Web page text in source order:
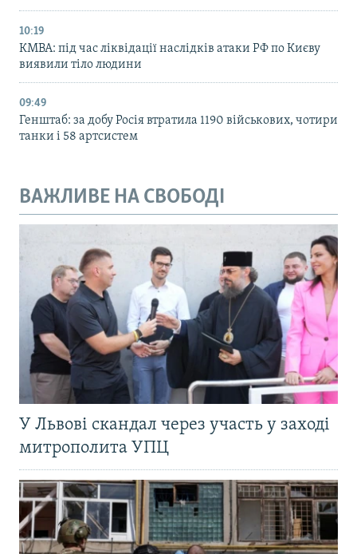
10:19
КМВА: під час ліквідації наслідків атаки РФ по Києву
виявили тіло людини
09:49
Генштаб: за добу Росія втратила 1190 військових, чотири
танки і 58 артсистем
ВАЖЛИВЕ НА СВОБОДІ
У Львові скандал через участь у заході
митрополита УПЦ